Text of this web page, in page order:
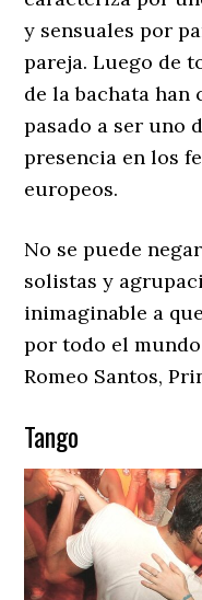
y sensuales por
pareja. Luego de
de la bachata han
pasado a ser uno
presencia en los
europeos.
No se puede
solistas y
inimaginable a
por todo el
Romeo Santos,
Tango